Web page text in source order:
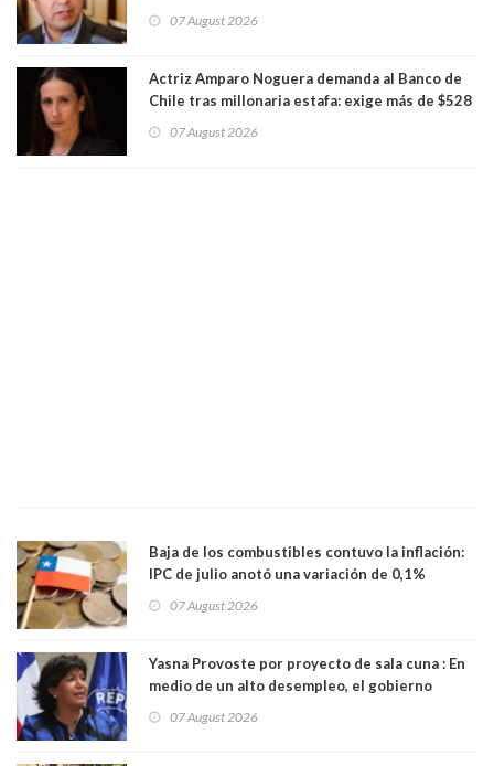
07 August 2026
Actriz Amparo Noguera demanda al Banco de
Chile tras millonaria estafa: exige más de $528
07 August 2026
Baja de los combustibles contuvo la inflación:
IPC de julio anotó una variación de 0,1%
07 August 2026
Yasna Provoste por proyecto de sala cuna : En
medio de un alto desempleo, el gobierno
07 August 2026